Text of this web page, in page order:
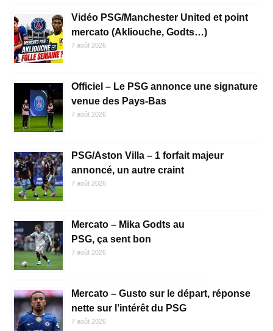
Vidéo PSG/Manchester United et point
mercato (Akliouche, Godts…)
7 août 2026
Officiel – Le PSG annonce une signature
venue des Pays-Bas
7 août 2026
PSG/Aston Villa – 1 forfait majeur
annoncé, un autre craint
7 août 2026
Mercato – Mika Godts au
PSG, ça sent bon
7 août 2026
Mercato – Gusto sur le départ, réponse
nette sur l’intérêt du PSG
7 août 2026